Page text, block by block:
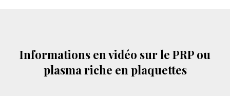
Informations en vidéo sur le PRP ou
plasma riche en plaquettes